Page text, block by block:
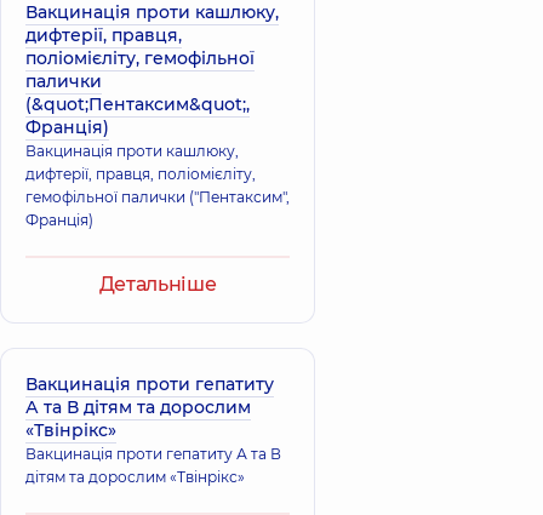
Вакцинація проти кашлюку,
дифтерії, правця,
поліомієліту, гемофільної
палички
(&quot;Пентаксим&quot;,
Франція)
Вакцинація проти кашлюку,
дифтерії, правця, поліомієліту,
гемофільної палички ("Пентаксим",
Франція)
Детальніше
Вакцинація проти гепатиту
А та В дітям та дорослим
«Твінрікс»
Вакцинація проти гепатиту А та В
дітям та дорослим «Твінрікс»